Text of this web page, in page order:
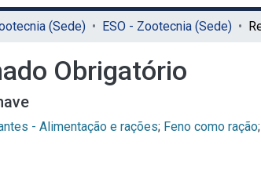
(Sede) ESO - Zootecnia (Sede)
Obrigatório
- Alimentação e rações; Feno como ração;